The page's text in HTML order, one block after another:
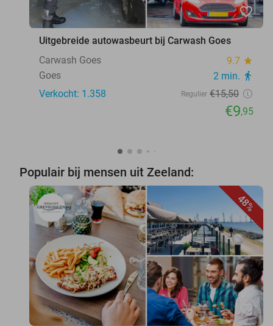
favorite_border
Uitgebreide autowasbeurt bij Carwash Goes
Carwash Goes
9.7 star
Goes 2 min. directions_walk
Verkocht: 1.358 Regulier €15,50
€9,95
Populair bij mensen uit Zeeland:
48%
favorite_border